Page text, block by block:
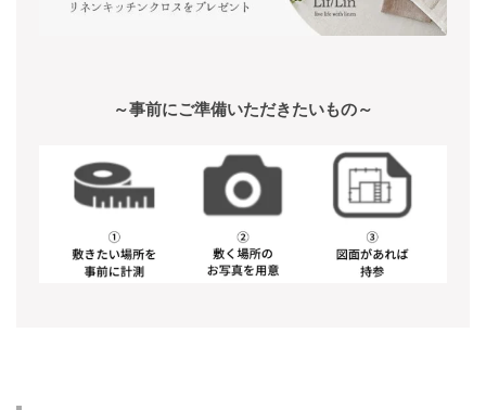
～事前にご準備いただきたいもの～